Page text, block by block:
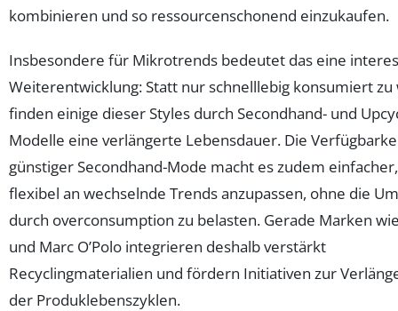
kombinieren und so ressourcenschonend einzukaufen.
Insbesondere für Mikrotrends bedeutet das eine
Weiterentwicklung: Statt nur schnelllebig konsumiert zu
finden einige dieser Styles durch Secondhand- und
Modelle eine verlängerte Lebensdauer. Die
günstiger Secondhand-Mode macht es zudem
flexibel an wechselnde Trends anzupassen, ohne die
durch overconsumption zu belasten. Gerade Marken
und Marc O’Polo integrieren deshalb verstärkt
Recyclingmaterialien und fördern Initiativen zur
der Produklebenszyklen.